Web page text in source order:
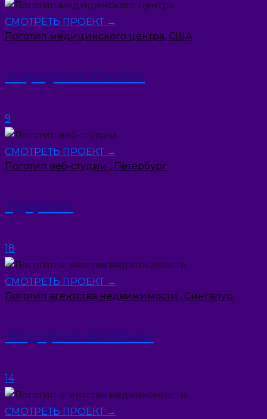
СМОТРЕТЬ ПРОЕКТ →
Логотип медицинского центра, США
Dupuytren Center
9
СМОТРЕТЬ ПРОЕКТ →
Логотип веб-студии , Петербург
Ударник
18
СМОТРЕТЬ ПРОЕКТ →
Логотип агентства недвижимости , Сингапур
Singapore Rainbow
14
СМОТРЕТЬ ПРОЕКТ →